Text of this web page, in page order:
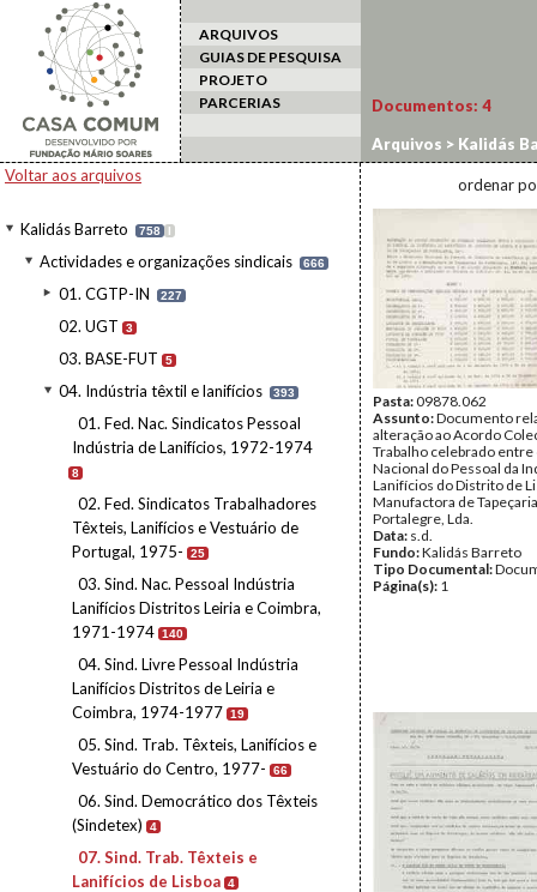
ARQUIVOS
GUIAS DE PESQUISA
PROJETO
PARCERIAS
Voltar aos arquivos
Kalidás Barreto 758 I
Actividades e organizações sindicais 666
01. CGTP-IN 227
02. UGT 3
03. BASE-FUT 5
04. Indústria têxtil e lanifícios 393
01. Fed. Nac. Sindicatos Pessoal
Indústria de Lanifícios, 1972-1974
8
02. Fed. Sindicatos Trabalhadores
Têxteis, Lanifícios e Vestuário de
Portugal, 1975-
25
03. Sind. Nac. Pessoal Indústria
Lanifícios Distritos Leiria e Coimbra,
1971-1974 140
04. Sind. Livre Pessoal Indústria
Lanifícios Distritos de Leiria e
Coimbra, 1974-1977 19
05. Sind. Trab. Têxteis, Lanifícios e
Vestuário do Centro, 1977-
66
06. Sind. Democrático dos Têxteis
(Sindetex)
4
07. Sind. Trab. Têxteis e
Lanifícios de Lisboa 4
Documentos: 4
Arquivos > Kalidás
Sind. Trab. Têxteis
ordenar
Pasta:09878.062
Assunto:Documento
alteração ao Acordo
Trabalho celebrado entre
Nacional do Pessoal da
Lanifícios do Distrito de
Manufactora de
Portalegre, Lda.
Data: s.d.
Fundo:Kalidás Barreto
Tipo Documental:
Página(s): 1